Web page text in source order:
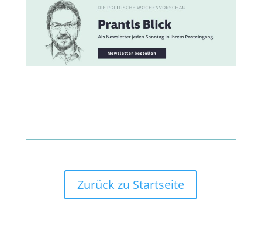
Zurück zu Startseite